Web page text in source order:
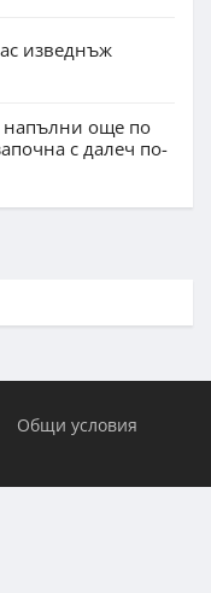
изведнъж
напълни още по
с далеч по-
Общи условия